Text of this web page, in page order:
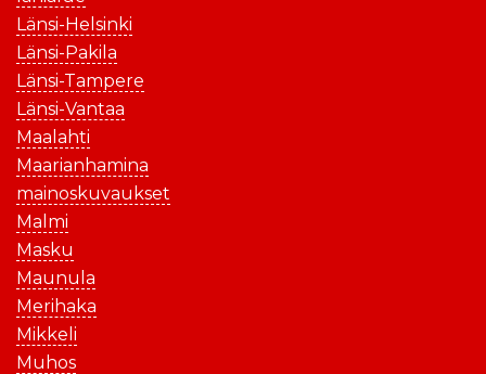
Länsi-Helsinki
Länsi-Pakila
Länsi-Tampere
Länsi-Vantaa
Maalahti
Maarianhamina
mainoskuvaukset
Malmi
Masku
Maunula
Merihaka
Mikkeli
Muhos